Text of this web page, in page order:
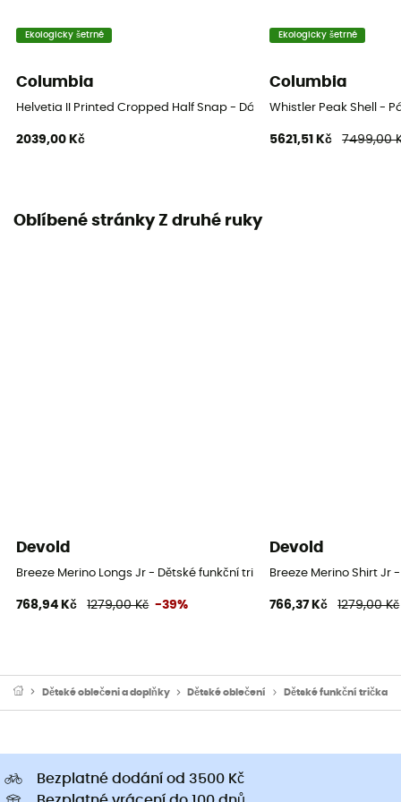
Ekologicky šetrné
Columbia
Helvetia II Printed Cropped Half Snap - Dámská fleesová mikina
2039,00 Kč
Ekologicky šetrné
Columbia
Whistler Peak Shell -
5621,51 Kč 7499,00
Oblíbené stránky Z druhé ruky
Devold
Breeze Merino Longs Jr - Dětské funkční triko
768,94 Kč 1279,00 Kč -39%
Devold
Breeze Merino Shirt Jr
766,37 Kč 1279,00 Kč
Dětské oblečeni a doplňky Dětské oblečení Dětské funkční trička
Bezplatné dodání od 3500 Kč